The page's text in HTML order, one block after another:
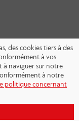
des cookies tiers à des
à vos
à naviguer sur notre
à notre
politique concernant